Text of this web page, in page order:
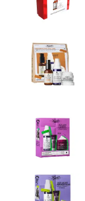
£605.00
Balenciaga Track 拖鞋
2折！36码捡漏